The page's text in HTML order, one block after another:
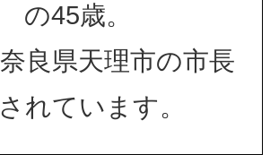
の45歳。
良県天理市の市長
れています。